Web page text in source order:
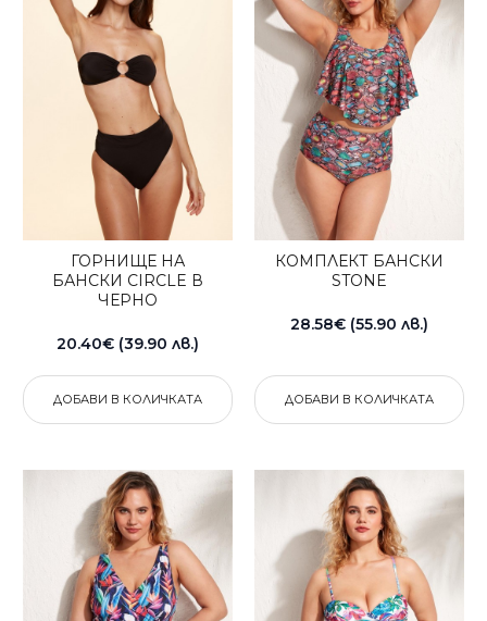
ГОРНИЩЕ НА
БАНСКИ CIRCLE В
ЧЕРНО
20.40€ (39.90 лв.)
ДОБАВИ В КОЛИЧКАТА
КОМПЛЕКТ БАНСКИ
STONE
28.58€ (55.90 лв.)
ДОБАВИ В КОЛИЧКАТА